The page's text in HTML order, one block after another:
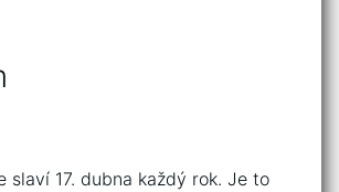
slaví 17. dubna každý rok. Je to